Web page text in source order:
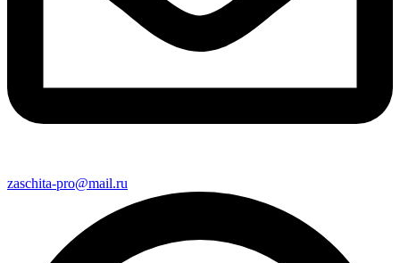
zaschita-pro@mail.ru